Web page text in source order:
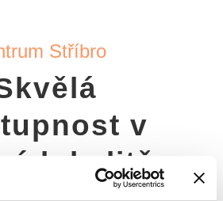
Stříbro
v
lokalitě